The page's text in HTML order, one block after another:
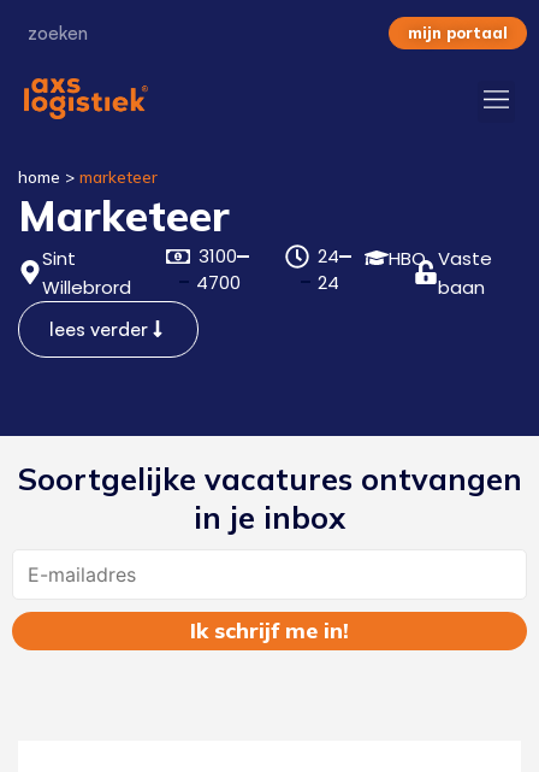
mijn portaal
home > marketeer
Marketeer
Sint
Willebrord
3100
4700
24
24
HBO Vaste
baan
lees verder
Soortgelijke vacatures ontvangen
in je inbox